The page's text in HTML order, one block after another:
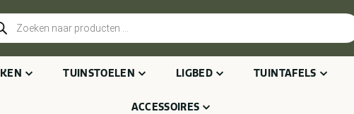
TUINSTOELEN LIGBED TUINTAFELS
ACCESSOIRES